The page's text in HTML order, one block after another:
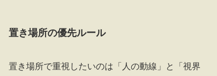
置き場所の優先ルール
置き場所で重視したいのは「人の動線」と「視界